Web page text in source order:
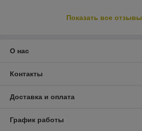
Показать все отзывы
О нас
Контакты
Доставка и оплата
График работы